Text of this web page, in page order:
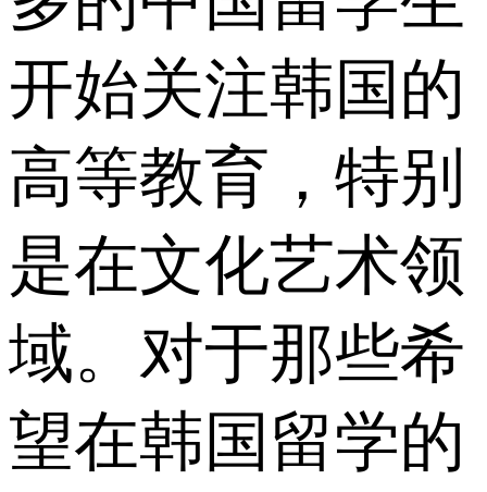
开始关注韩国的
高等教育，特别
是在文化艺术领
域。对于那些希
望在韩国留学的